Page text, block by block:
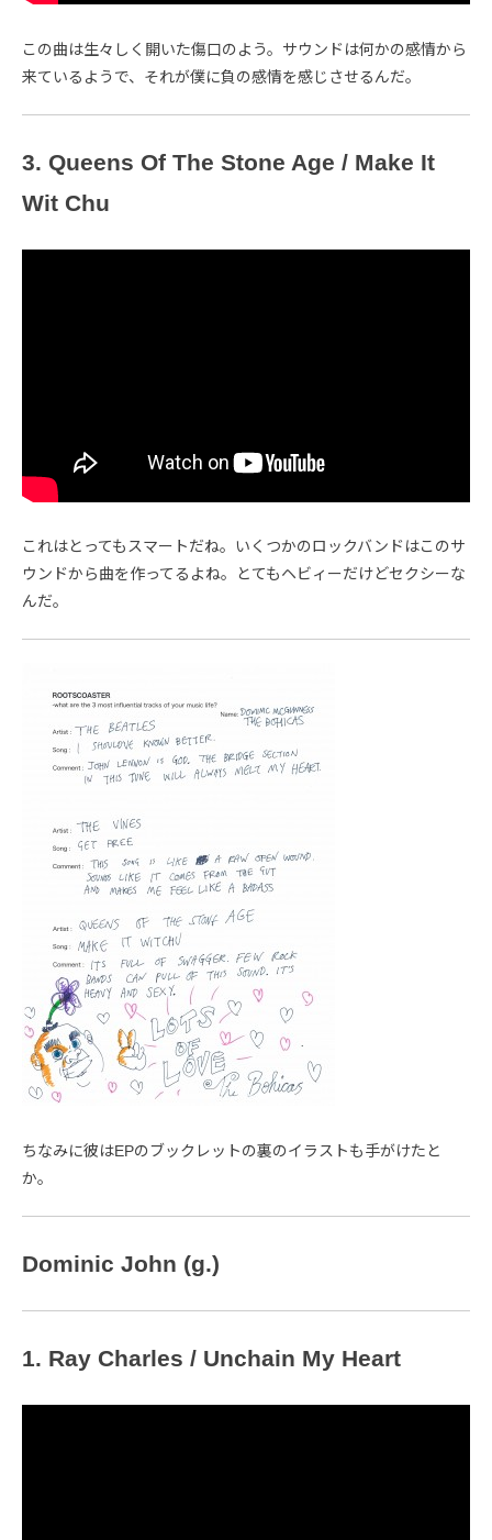
この曲は生々しく開いた傷口のよう。サウンドは何かの感情から
来ているようで、それが僕に負の感情を感じさせるんだ。
3. Queens Of The Stone Age / Make It
Wit Chu
これはとってもスマートだね。いくつかのロックバンドはこのサ
ウンドから曲を作ってるよね。とてもヘビィーだけどセクシーな
んだ。
ちなみに彼はEPのブックレットの裏のイラストも手がけたと
か。
Dominic John (g.)
1. Ray Charles / Unchain My Heart